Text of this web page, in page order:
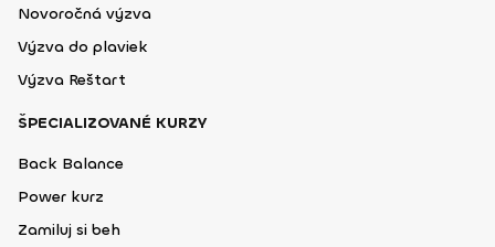
Novoročná výzva
Výzva do plaviek
Výzva Reštart
ŠPECIALIZOVANÉ KURZY
Back Balance
Power kurz
Zamiluj si beh